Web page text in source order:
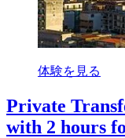
体験を見る
Private
with 2 hours